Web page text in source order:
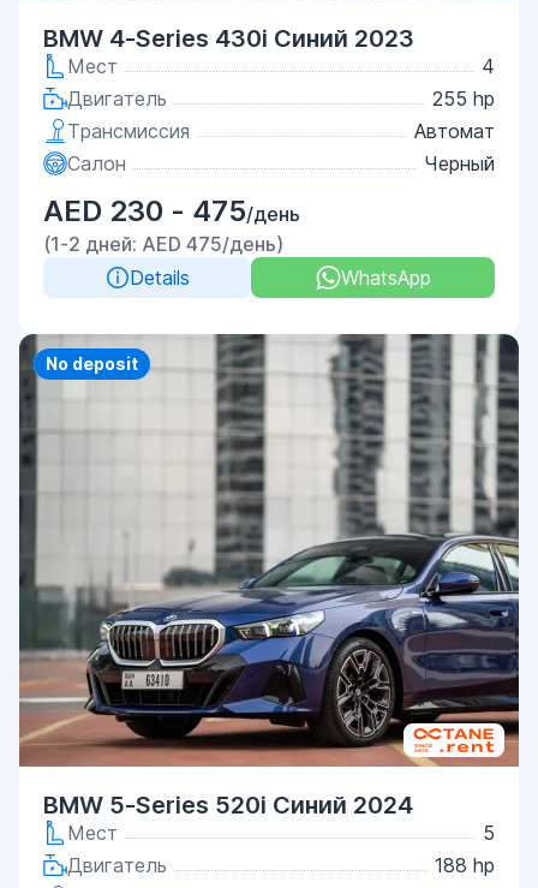
BMW 4-Series 430i Синий 2023
Мест
4
Двигатель
255 hp
Трансмиссия
Автомат
Салон
Черный
AED 230 - 475/день
(1-2 дней: AED 475/день)
Details
WhatsApp
Priority
No deposit
BMW 5-Series 520i Синий 2024
Мест
5
Двигатель
188 hp